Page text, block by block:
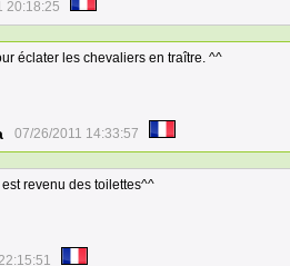
20:18:25
éclater les chevaliers en traître. ^^
07/26/2011 14:33:57
revenu des toilettes^^